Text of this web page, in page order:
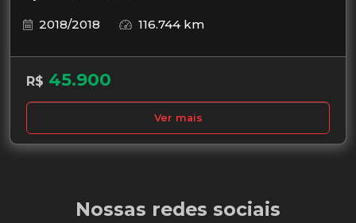
2018/2018
116.744 km
R$ 45.900
Ver mais
Nossas redes sociais